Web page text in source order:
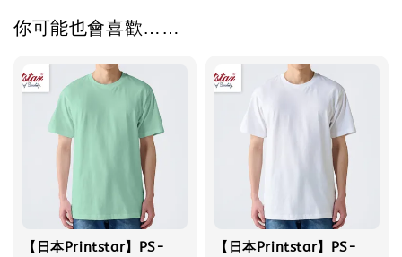
你可能也會喜歡……
【日本Printstar】PS-
【日本Printstar】PS-